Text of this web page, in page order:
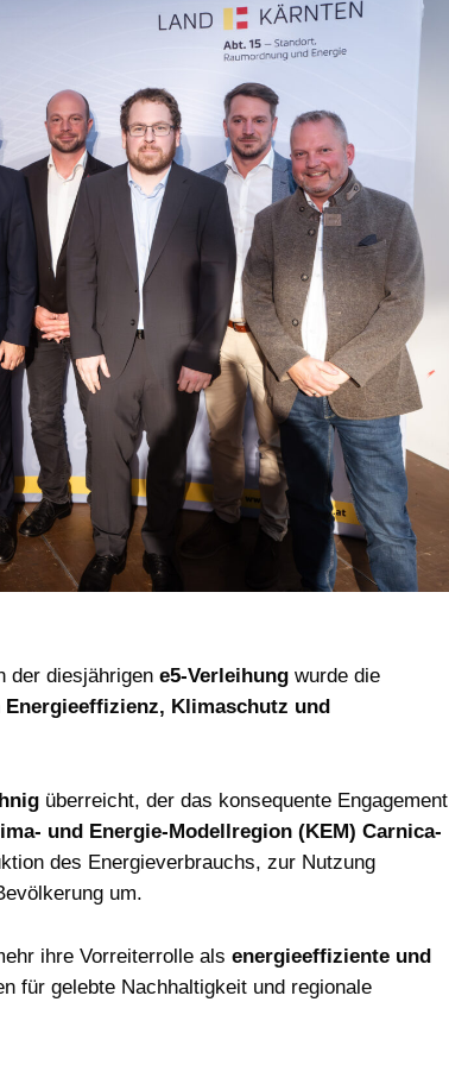
der diesjährigen e5-Verleihung wurde die
Energieeffizienz, Klimaschutz und
überreicht, der das konsequente Engagement
und Energie-Modellregion (KEM) Carnica-
des Energieverbrauchs, zur Nutzung
um.
ihre Vorreiterrolle als energieeffiziente und
für gelebte Nachhaltigkeit und regionale